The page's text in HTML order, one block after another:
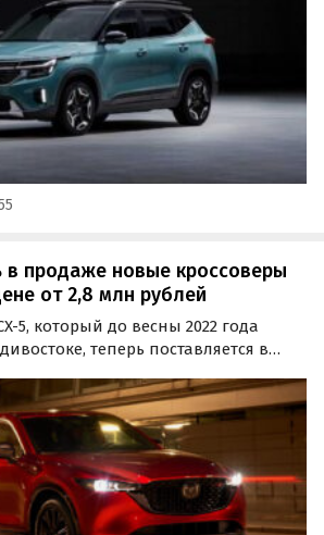
в продаже новые кроссоверы
от 2,8 млн рублей
5, который до весны 2022 года
теперь поставляется в
классифайдов в декабре
рублей, сообщили «Автоновости